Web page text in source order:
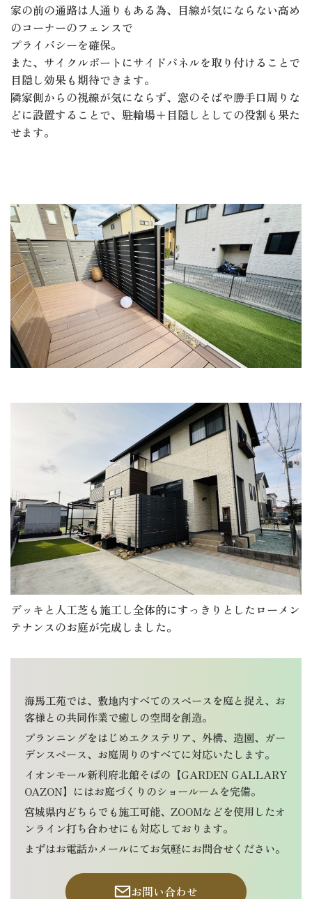
家の前の通路は人通りもある為、目線が気にならない高め
のコーナーのフェンスで
プライバシーを確保。
また、サイクルポートにサイドパネルを取り付けることで
目隠し効果も期待できます。
隣家側からの視線が気にならず、窓のそばや勝手口周りな
どに設置することで、駐輪場＋目隠しとしての役割も果た
せます。
デッキと人工芝も施工し全体的にすっきりとしたローメン
テナンスのお庭が完成しました。
海馬工苑では、敷地内すべてのスペースを庭と捉え、お
客様との共同作業で癒しの空間を創造。
プランニングをはじめエクステリア、外構、造園、ガー
デンスペース、お庭周りのすべてに対応いたします。
イオンモール新利府北館そばの【GARDEN GALLARY
OAZON】にはお庭づくりのショールームを完備。
宮城県内どちらでも施工可能、ZOOMなどを使用したオ
ンライン打ち合わせにも対応しております。
まずはお電話かメールにてお気軽にお問合せください。
お問い合わせ